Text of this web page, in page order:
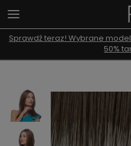
Sprawdź teraz! Wybrane
50%